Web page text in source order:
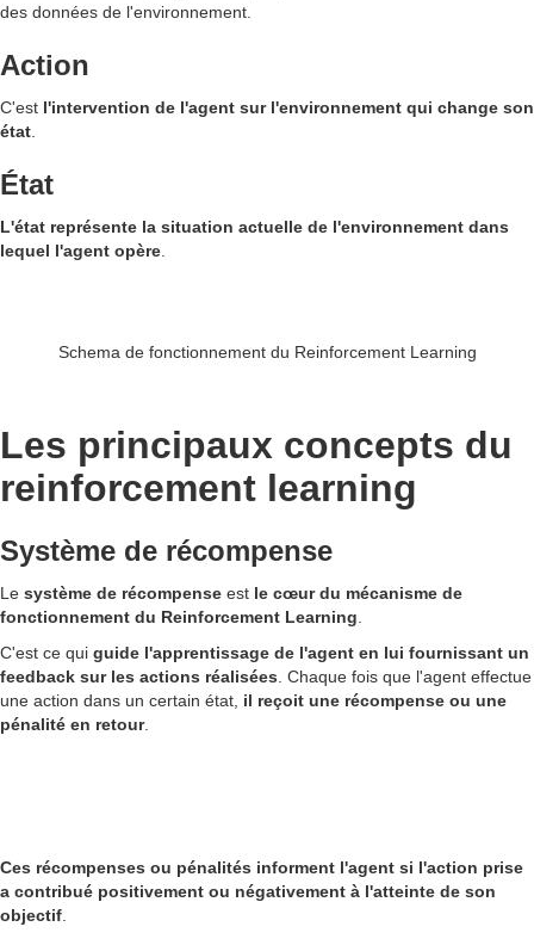
des données de l'environnement.
Action
C'est l'intervention de l'agent sur l'environnement qui change son
état
État
L'état représente la situation actuelle de l'environnement dans
lequel l'agent opère
Schema de fonctionnement du Reinforcement Learning
Les principaux concepts du
reinforcement learning
Système de récompense
Le système de récompense est le cœur du mécanisme de
fonctionnement du Reinforcement Learning
C'est ce qui guide l'apprentissage de l'agent en lui fournissant un
feedback sur les actions réalisées . Chaque fois que l'agent effectue
une action dans un certain état, il reçoit une récompense ou une
pénalité en retour.
Ces récompenses ou pénalités informent l'agent si l'action prise
a contribué positivement ou négativement à l'atteinte de son
objectif